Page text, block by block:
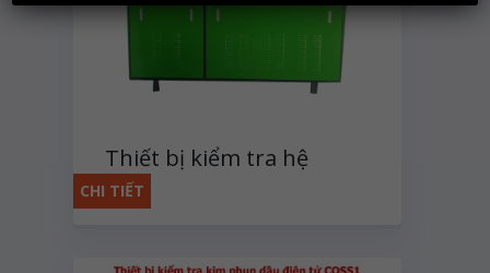
Thiết bị kiểm tra hệ
thống bơm phun nhiên
liệu CR815
CHI TIẾT